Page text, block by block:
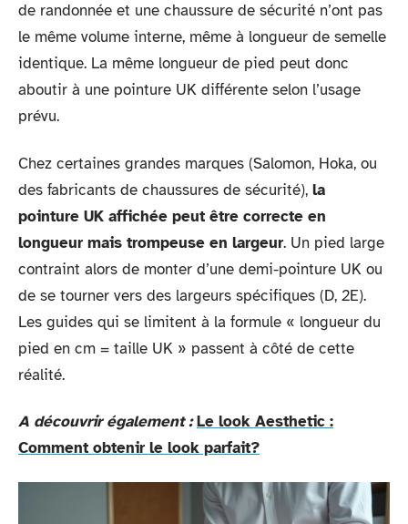
de randonnée et une chaussure de sécurité n’ont pas
le même volume interne, même à longueur de semelle
identique. La même longueur de pied peut donc
aboutir à une pointure UK différente selon l’usage
prévu.
Chez certaines grandes marques (Salomon, Hoka, ou
des fabricants de chaussures de sécurité), la
pointure UK affichée peut être correcte en
longueur mais trompeuse en largeur. Un pied large
contraint alors de monter d’une demi-pointure UK ou
de se tourner vers des largeurs spécifiques (D, 2E).
Les guides qui se limitent à la formule « longueur du
pied en cm = taille UK » passent à côté de cette
réalité.
A découvrir également : Le look Aesthetic :
Comment obtenir le look parfait?